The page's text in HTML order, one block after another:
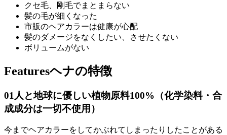
クセ毛、剛毛でまとまらない
髪の毛が細くなった
市販のヘアカラーは健康が心配
髪のダメージをなくしたい、させたくない
ボリュームがない
Featuresヘナの特徴
01人と地球に優しい植物原料100%（化学染料・合
成成分は一切不使用）
今までヘアカラーをしてかぶれてしまったりしたことがある